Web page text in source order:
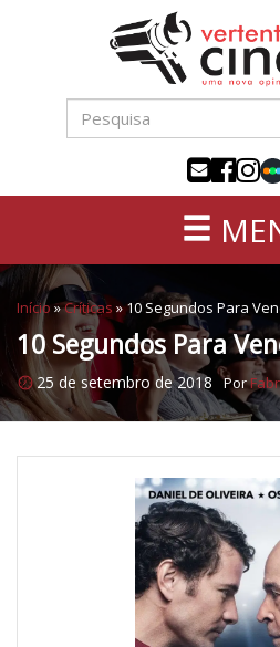
conteúdo
sétima
Início »Críticas »10 Segundos Para
10 Segundos Para
25 de setembro de 2018 Por